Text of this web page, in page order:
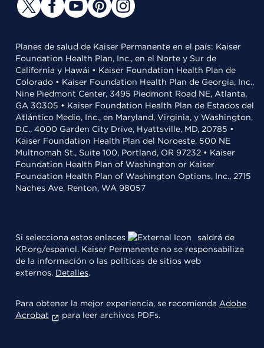
Planes de salud de Kaiser Permanente en el país: Kaiser
Foundation Health Plan, Inc., en el Norte y Sur de
California y Hawái • Kaiser Foundation Health Plan de
Colorado • Kaiser Foundation Health Plan de Georgia, Inc.,
Nine Piedmont Center, 3495 Piedmont Road NE, Atlanta,
GA 30305 • Kaiser Foundation Health Plan de Estados del
Atlántico Medio, Inc., en Maryland, Virginia, y Washington,
D.C., 4000 Garden City Drive, Hyattsville, MD, 20785 •
Kaiser Foundation Health Plan del Noroeste, 500 NE
Multnomah St., Suite 100, Portland, OR 97232 • Kaiser
Foundation Health Plan of Washington or Kaiser
Foundation Health Plan of Washington Options, Inc., 2715
Naches Ave, Renton, WA 98057
Si selecciona estos enlaces
saldrá de
KP.org/espanol. Kaiser Permanente no se responsabiliza
de la información o las políticas de sitios web
externos. Detalles.
Para obtener la mejor experiencia, se recomienda Adobe
Acrobat
para leer archivos PDFs.